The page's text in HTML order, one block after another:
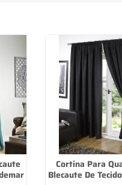
Cortina Para
Blecaute De